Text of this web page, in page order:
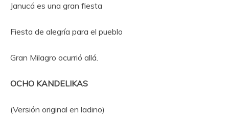
Janucá es una gran fiesta
Fiesta de alegría para el pueblo
Gran Milagro ocurrió allá.
OCHO KANDELIKAS
(Versión original en ladino)